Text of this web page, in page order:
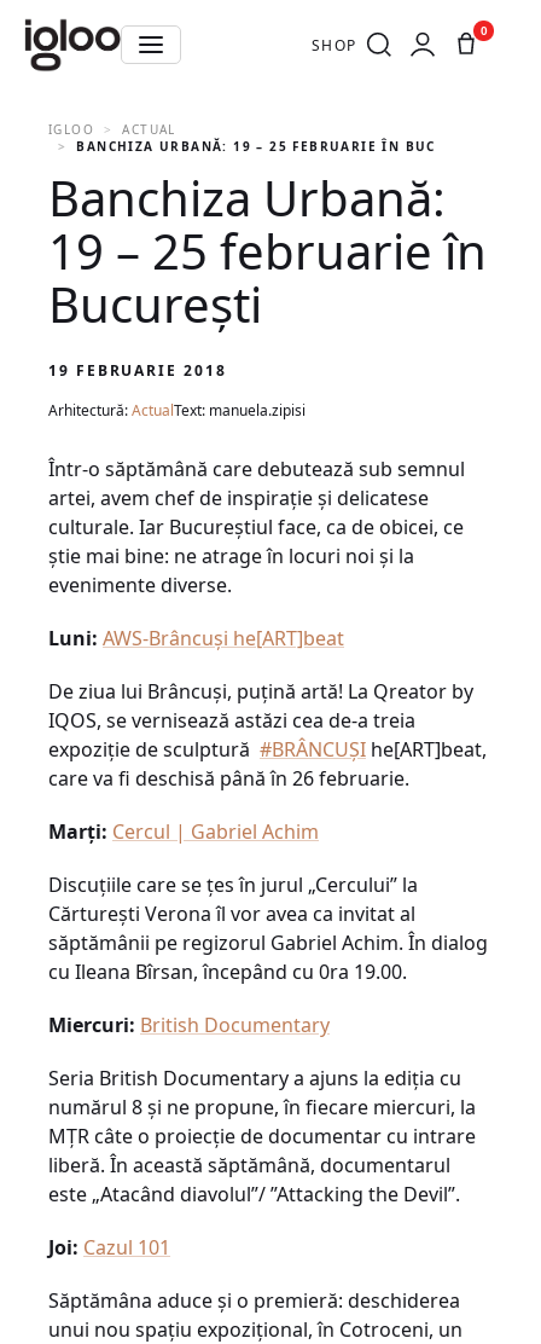
SHOP
0
IGLOO
ACTUAL
BANCHIZA URBANĂ: 19 – 25 FEBRUARIE ÎN BUCUREȘTI
Banchiza Urbană:
19 – 25 februarie în
București
19 FEBRUARIE 2018
Arhitectură:ActualText: manuela.zipisi
Într-o săptămână care debutează sub semnul
artei, avem chef de inspirație și delicatese
culturale. Iar Bucureștiul face, ca de obicei, ce
știe mai bine: ne atrage în locuri noi și la
evenimente diverse.
Luni: AWS-Brâncuşi he[ART]beat
De ziua lui Brâncuși, puțină artă! La Qreator by
IQOS, se vernisează astăzi cea de-a treia
expoziție de sculptură #BRÂNCUŞI he[ART]beat,
care va fi deschisă până în 26 februarie.
Marți: Cercul | Gabriel Achim
Discuțiile care se țes în jurul „Cercului” la
Cărturești Verona îl vor avea ca invitat al
săptămânii pe regizorul Gabriel Achim. În dialog
cu Ileana Bîrsan, începând cu 0ra 19.00.
Miercuri: British Documentary
Seria British Documentary a ajuns la ediția cu
numărul 8 și ne propune, în fiecare miercuri, la
MȚR câte o proiecție de documentar cu intrare
liberă. În această săptămână, documentarul
este „Atacând diavolul”/ ”Attacking the Devil”.
Joi: Cazul 101
Săptămâna aduce și o premieră: deschiderea
unui nou spațiu expozițional, în Cotroceni, un